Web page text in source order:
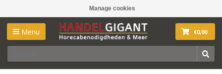
Manage cookies
Menu €0,00